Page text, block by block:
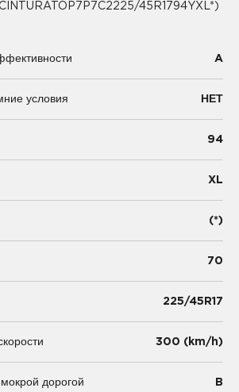
45R1794YXL*)
A
условия НЕТ
94
XL
(*)
70
225/45R17
300 (km/h)
дорогой B